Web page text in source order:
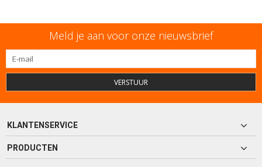
Meld je aan voor onze nieuwsbrief
VERSTUUR
KLANTENSERVICE
PRODUCTEN